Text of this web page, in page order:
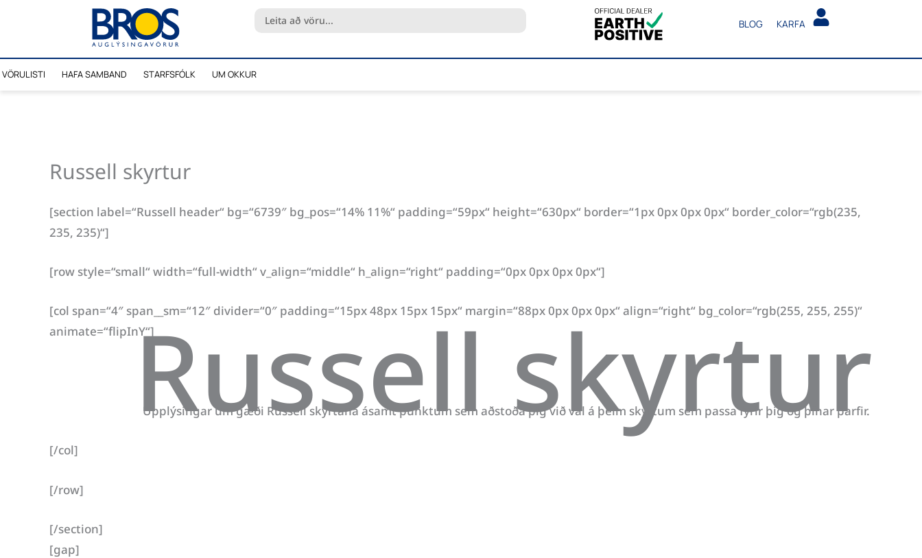
Search
BLOG KARFA
VÖRULISTI HAFA SAMBAND STARFSFÓLK UM OKKUR
Russell skyrtur
[section label=“Russell header“ bg=“6739″ bg_pos=“14% 11%“ padding=“59px“ height=“630px“ border=“1px 0px 0px 0px“ border_color=“rgb(235,
235, 235)“]
[row style=“small“ width=“full-width“ v_align=“middle“ h_align=“right“ padding=“0px 0px 0px 0px“]
[col span=“4″ span__sm=“12″ divider=“0″ padding=“15px 48px 15px 15px“ margin=“88px 0px 0px 0px“ align=“right“ bg_color=“rgb(255, 255, 255)“
animate=“flipInY“]Russell skyrtur
Upplýsingar um gæði Russell skyrtana ásamt punktum sem aðstoða þig við val á þeim skyrtum sem passa fyrir þig og þínar þarfir.
[/col]
[/row]
[/section]
[gap]